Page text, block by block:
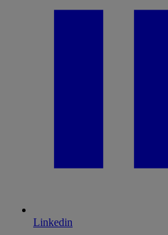
Linkedin